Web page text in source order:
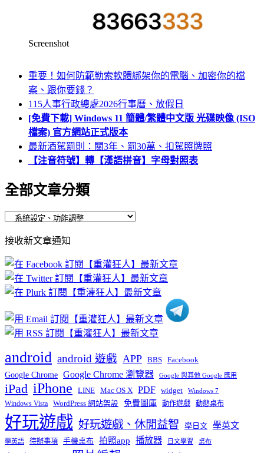
Screenshot
重要！如何防範勒索軟體綁架你的電腦、加密你的檔
案、跟你要錢？
115人事行政總處2026行事曆、放假日
[免費下載] Windows 11 簡體/繁體中文版 光碟映像 (ISO
檔案) 官方網站正式版本
最新酒駕罰則：關3年、罰30萬、扣駕照牌照
【注音符號】轉【漢語拼音】字母對照表
全部文章分類
文
章
分
類
接收新文章通知
android android 遊戲 APP BBS Facebook
Google Chrome Google Chrome 瀏覽器 Google 與其他 Google 應用
iPad iPhone LINE Mac OS X PDF widget Windows 7
Windows Vista WordPress 網站架設 免費圖庫 動作遊戲 動態桌布
好玩遊戲 好玩遊戲、休閒益智 學日文 學英文
學英語 待辦事項 手機桌布 拍照app 播放器 日文學習 桌布